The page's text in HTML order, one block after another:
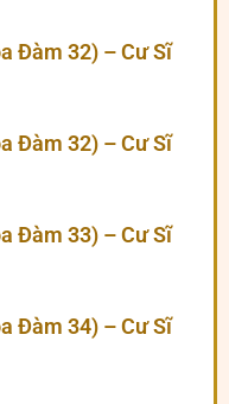
Đàm 32) – Cư Sĩ
Đàm 32) – Cư Sĩ
Đàm 33) – Cư Sĩ
Đàm 34) – Cư Sĩ